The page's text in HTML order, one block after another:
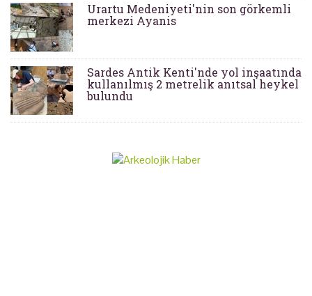
Urartu Medeniyeti'nin son görkemli
merkezi Ayanis
Sardes Antik Kenti'nde yol inşaatında
kullanılmış 2 metrelik anıtsal heykel
bulundu